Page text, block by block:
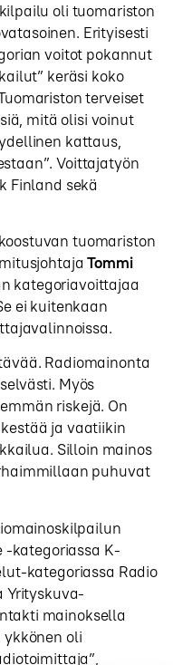
oli tuomariston
Erityisesti
voitot pokannut
keräsi koko
terveiset
mitä olisi voinut
kattaus,
Voittajatyön
Finland sekä
tuomariston
Tommi
kategoriavoittajaa
ei kuitenkaan
Radiomainonta
Myös
riskejä. On
ja vaatiikin
Silloin mainos
puhuvat
-kategoriassa K-
kategoriassa Radio
Yrityskuva-
mainoksella
ykkönen oli